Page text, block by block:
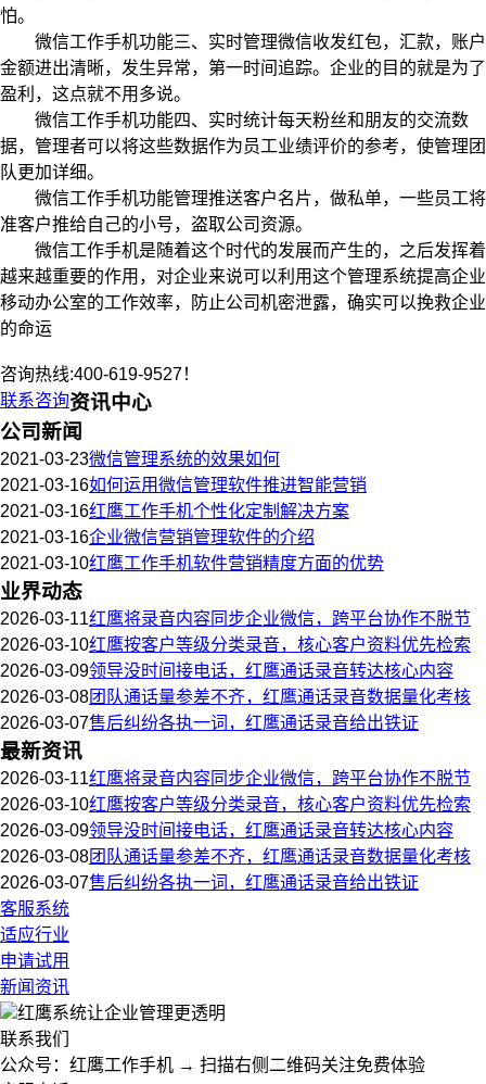
怕。
微信工作手机功能三、实时管理微信收发红包，汇款，账户
金额进出清晰，发生异常，第一时间追踪。企业的目的就是为了
盈利，这点就不用多说。
微信工作手机功能四、实时统计每天粉丝和朋友的交流数
据，管理者可以将这些数据作为员工业绩评价的参考，使管理团
队更加详细。
微信工作手机功能管理推送客户名片，做私单，一些员工将
准客户推给自己的小号，盗取公司资源。
微信工作手机是随着这个时代的发展而产生的，之后发挥着
越来越重要的作用，对企业来说可以利用这个管理系统提高企业
移动办公室的工作效率，防止公司机密泄露，确实可以挽救企业
的命运
咨询热线:400-619-9527！
联系咨询资讯中心
公司新闻
2021-03-23微信管理系统的效果如何
2021-03-16如何运用微信管理软件推进智能营销
2021-03-16红鹰工作手机个性化定制解决方案
2021-03-16企业微信营销管理软件的介绍
2021-03-10红鹰工作手机软件营销精度方面的优势
业界动态
2026-03-11红鹰将录音内容同步企业微信，跨平台协作不脱节
2026-03-10红鹰按客户等级分类录音，核心客户资料优先检索
2026-03-09领导没时间接电话，红鹰通话录音转达核心内容
2026-03-08团队通话量参差不齐，红鹰通话录音数据量化考核
2026-03-07售后纠纷各执一词，红鹰通话录音给出铁证
最新资讯
2026-03-11红鹰将录音内容同步企业微信，跨平台协作不脱节
2026-03-10红鹰按客户等级分类录音，核心客户资料优先检索
2026-03-09领导没时间接电话，红鹰通话录音转达核心内容
2026-03-08团队通话量参差不齐，红鹰通话录音数据量化考核
2026-03-07售后纠纷各执一词，红鹰通话录音给出铁证
客服系统
适应行业
申请试用
新闻资讯
红鹰系统让企业管理更透明
联系我们
公众号：红鹰工作手机 → 扫描右侧二维码关注免费体验